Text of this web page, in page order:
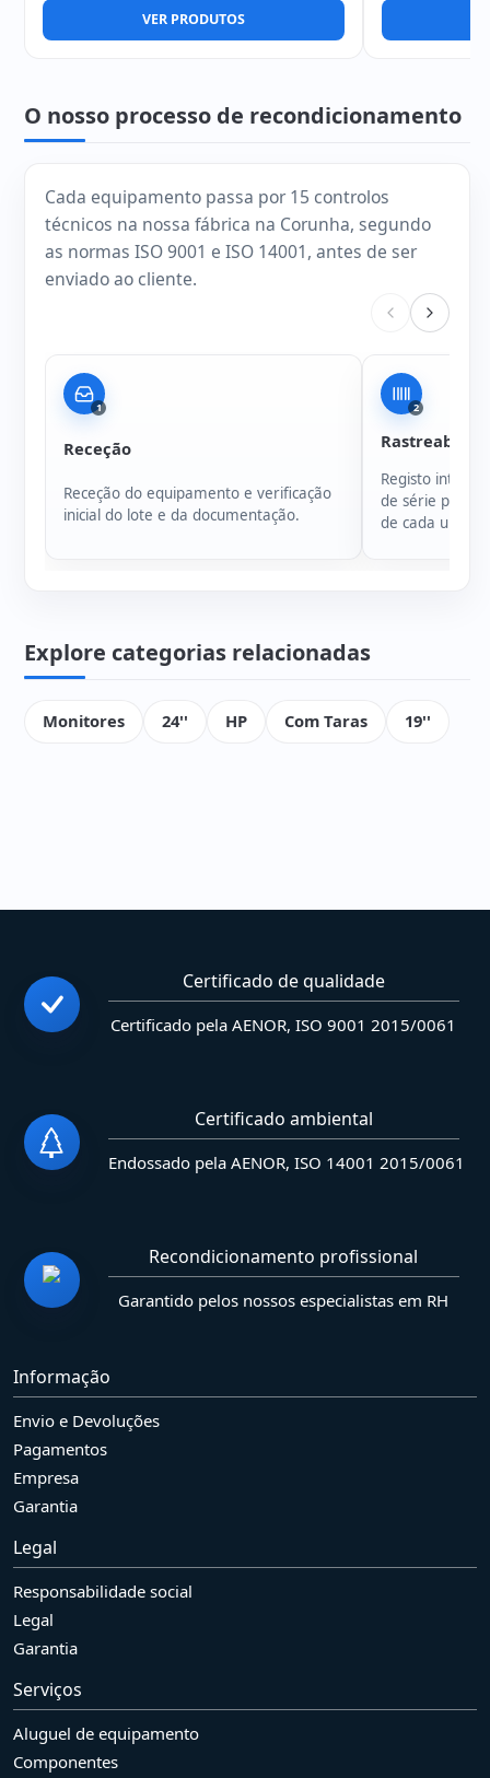
VER PRODUTOS
O nosso processo de recondicionamento
Cada equipamento passa por 15 controlos
técnicos na nossa fábrica na Corunha, segundo
as normas ISO 9001 e ISO 14001, antes de ser
enviado ao cliente.
1
Receção
Receção do equipamento e verificação
inicial do lote e da documentação.
2
Registo
de série para
de cada
Explore categorias relacionadas
Monitores 24'' HP Com Taras 19''
Certificado de qualidade
Certificado pela AENOR, ISO 9001 2015/0061
Certificado ambiental
Endossado pela AENOR, ISO 14001 2015/0061
Recondicionamento profissional
Garantido pelos nossos especialistas em RH
Informação
Envio e Devoluções
Pagamentos
Empresa
Garantia
Legal
Responsabilidade social
Legal
Garantia
Serviços
Aluguel de equipamento
Componentes